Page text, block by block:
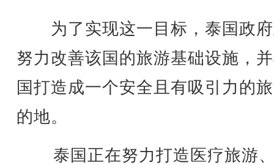
为了实现这一目标，泰国政
努力改善该国的旅游基础设施，
国打造成一个安全且有吸引力的
的地。
泰国正在努力打造医疗旅游